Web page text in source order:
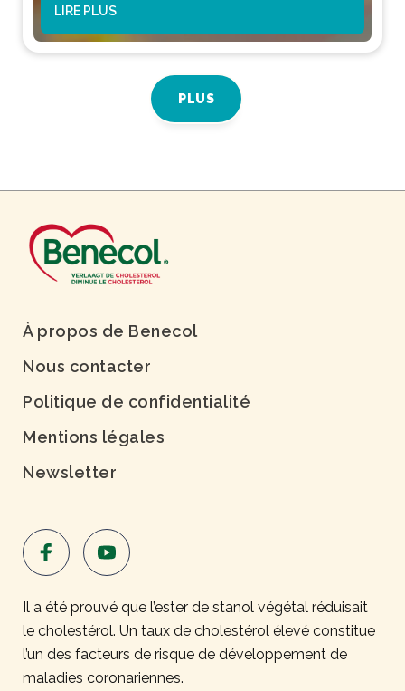
LIRE PLUS
PLUS
À propos de Benecol
Nous contacter
Politique de confidentialité
Mentions légales
Newsletter
Il a été prouvé que l’ester de stanol végétal réduisait
le cholestérol. Un taux de cholestérol élevé constitue
l’un des facteurs de risque de développement de
maladies coronariennes.